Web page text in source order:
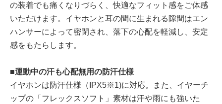
の装着でも痛くなりづらく、快適なフィット感をご体感
いただけます。イヤホンと耳の間に生まれる隙間はエン
ハンサーによって密閉され、落下の心配を軽減し、安定
感をもたらします。
■運動中の汗も心配無用の防汗仕様
イヤホンは防汗仕様（IPX5※1)に対応。また、イヤーチ
ップの「フレックスソフト」素材は汗や雨にも強いた